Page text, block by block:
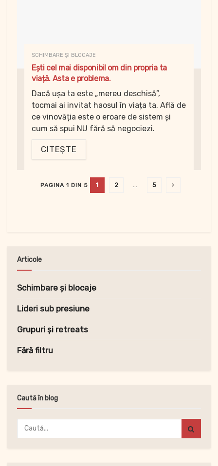
SCHIMBARE ȘI BLOCAJE
Ești cel mai disponibil om din propria ta
viață. Asta e problema.
Dacă ușa ta este „mereu deschisă”,
tocmai ai invitat haosul în viața ta. Află de
ce vinovăția este o eroare de sistem și
cum să spui NU fără să negociezi.
CITEȘTE
PAGINA 1 DIN 5 1 2 5
Articole
Schimbare și blocaje
Lideri sub presiune
Grupuri și retreats
Fără filtru
Caută în blog